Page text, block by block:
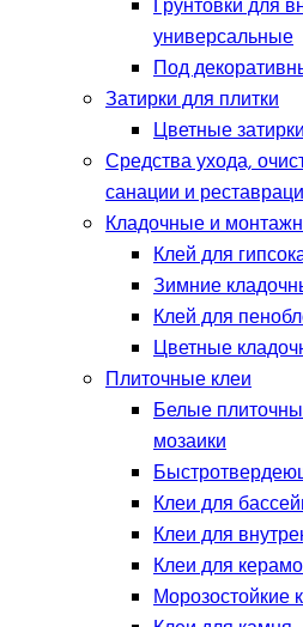
Грунтовки для
универсальные
Под
Затирки для плитки
Цветные
Средства ухода,
санации и
Кладочные и
Клей для
Зимние
Клей для
Цветные
Плиточные клеи
Белые
мозаики
Клеи для
Клеи для
Клеи для
Морозостойкие